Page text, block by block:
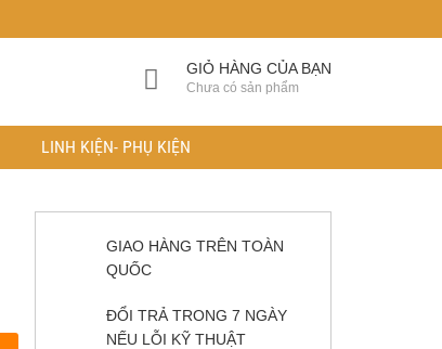
GIỎ HÀNG CỦA BẠN
Chưa có sản phẩm
LINH KIỆN- PHỤ KIỆN
GIAO HÀNG TRÊN TOÀN
QUỐC
ĐỔI TRẢ TRONG 7 NGÀY
NẾU LỖI KỸ THUẬT